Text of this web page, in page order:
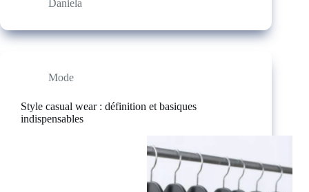
Daniela
Mode
Style casual wear : définition et basiques
indispensables